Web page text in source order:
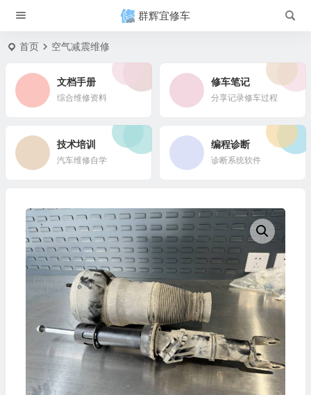
群辉宜修车
首页 空气减震维修
文档手册
综合维修资料
修车笔记
分享记录修车过程
技术培训
汽车维修自学
编程诊断
诊断系统软件